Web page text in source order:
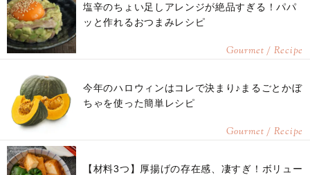
塩辛のちょい足しアレンジが絶品すぎる！パパ
ッと作れるおつまみレシピ
Gourmet / Recipe
今年のハロウィンはコレで決まり♪まるごとかぼ
ちゃを使った簡単レシピ
Gourmet / Recipe
【材料3つ】厚揚げの存在感、凄すぎ！ボリュー